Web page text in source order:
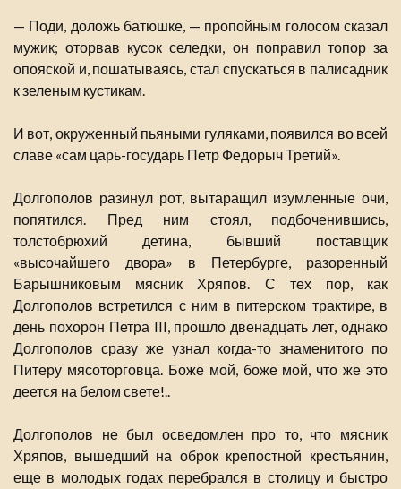
— Поди, доложь батюшке, — пропойным голосом сказал
мужик; оторвав кусок селедки, он поправил топор за
опояской и, пошатываясь, стал спускаться в палисадник
к зеленым кустикам.
И вот, окруженный пьяными гуляками, появился во всей
славе «сам царь-государь Петр Федорыч Третий».
Долгополов разинул рот, вытаращил изумленные очи,
попятился. Пред ним стоял, подбоченившись,
толстобрюхий детина, бывший поставщик
«высочайшего двора» в Петербурге, разоренный
Барышниковым мясник Хряпов. С тех пор, как
Долгополов встретился с ним в питерском трактире, в
день похорон Петра III, прошло двенадцать лет, однако
Долгополов сразу же узнал когда-то знаменитого по
Питеру мясоторговца. Боже мой, боже мой, что же это
деется на белом свете!..
Долгополов не был осведомлен про то, что мясник
Хряпов, вышедший на оброк крепостной крестьянин,
еще в молодых годах перебрался в столицу и быстро